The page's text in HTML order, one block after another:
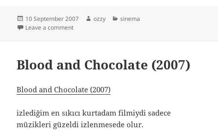
Posted
on
10 September 2007 Author
ozzy Categories
sinema
Leave a commenton Next (2007)
Blood and Chocolate (2007)
Blood and Chocolate (2007)
izlediğim en sıkıcı kurtadam filmiydi sadece
müzikleri güzeldi izlenmesede olur.